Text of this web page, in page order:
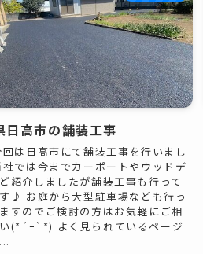
日高市の舗装工事
回は日高市にて舗装工事を行いまし
では今までカーポートやウッドデ
紹介しましたが舗装工事も行って
♪ お庭から大型駐車場なども行っ
すのでご検討の方はお気軽にご相
(*´ｰ`*) よく見られているページ